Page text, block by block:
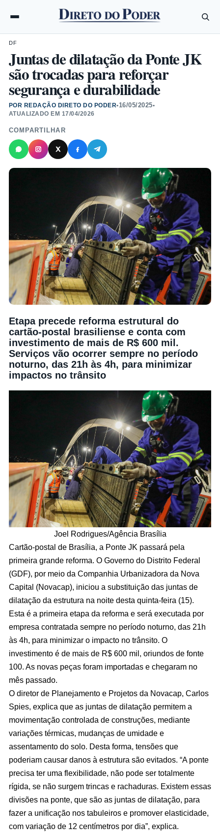
DF
Juntas de dilatação da Ponte JK
são trocadas para reforçar
segurança e durabilidade
POR REDAÇÃO DIRETO DO PODER•16/05/2025•
ATUALIZADO EM 17/04/2026
COMPARTILHAR
Etapa precede reforma estrutural do
cartão-postal brasiliense e conta com
investimento de mais de R$ 600 mil.
Serviços vão ocorrer sempre no período
noturno, das 21h às 4h, para minimizar
impactos no trânsito
Joel Rodrigues/Agência Brasília
Cartão-postal de Brasília, a Ponte JK passará pela
primeira grande reforma. O Governo do Distrito Federal
(GDF), por meio da Companhia Urbanizadora da Nova
Capital (Novacap), iniciou a substituição das juntas de
dilatação da estrutura na noite desta quinta-feira (15).
Esta é a primeira etapa da reforma e será executada por
empresa contratada sempre no período noturno, das 21h
às 4h, para minimizar o impacto no trânsito. O
investimento é de mais de R$ 600 mil, oriundos de fonte
100. As novas peças foram importadas e chegaram no
mês passado.
O diretor de Planejamento e Projetos da Novacap, Carlos
Spies, explica que as juntas de dilatação permitem a
movimentação controlada de construções, mediante
variações térmicas, mudanças de umidade e
assentamento do solo. Desta forma, tensões que
poderiam causar danos à estrutura são evitados. “A ponte
precisa ter uma flexibilidade, não pode ser totalmente
rígida, se não surgem trincas e rachaduras. Existem essas
divisões na ponte, que são as juntas de dilatação, para
fazer a unificação nos tabuleiros e promover elasticidade,
com variação de 12 centímetros por dia”, explica.